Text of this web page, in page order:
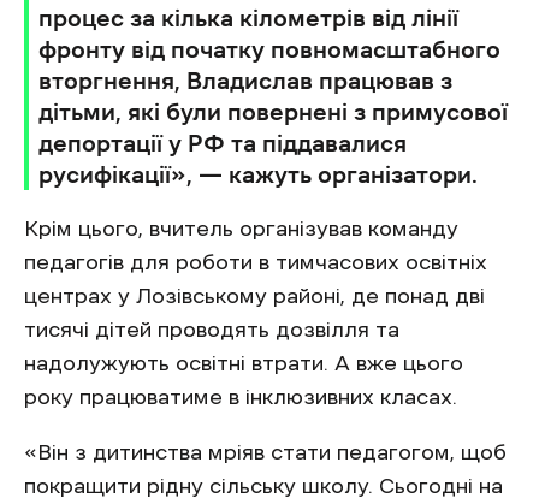
процес за кілька кілометрів від лінії
фронту від початку повномасштабного
вторгнення, Владислав працював з
дітьми, які були повернені з примусової
депортації у РФ та піддавалися
русифікації», — кажуть організатори.
Крім цього, вчитель організував команду
педагогів для роботи в тимчасових освітніх
центрах у Лозівському районі, де понад дві
тисячі дітей проводять дозвілля та
надолужують освітні втрати. А вже цього
року працюватиме в інклюзивних класах.
«Він з дитинства мріяв стати педагогом, щоб
покращити рідну сільську школу. Сьогодні на